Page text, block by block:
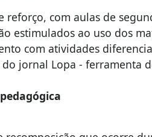
reforço, com aulas de
estimulados ao uso dos
com atividades
jornal Lopa - ferramenta